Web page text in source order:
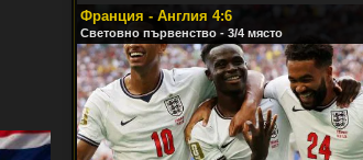
Франция - Англия 4:6
Световно първенство - 3/4 място